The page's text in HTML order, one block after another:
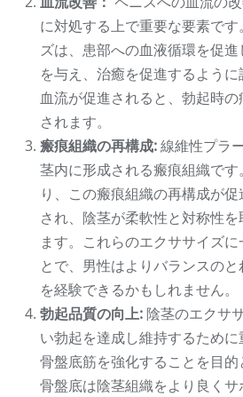
に対処する上で重要な要素で
ズは、患部への血液循環を促
を与え、治癒を促進するように
血流が促進されると、勃起時
されます。
瘢痕組織の再構成:線維性プラ
茎内に形成される瘢痕組織です
り、この瘢痕組織の再構成が
され、陰茎が柔軟性と対称性
ます。これらのエクササイズ
とで、男性はよりバランスの
を経験できるかもしれません。
勃起品質の向上:陰茎のエクサ
い勃起を達成し維持するため
骨盤底筋を強化することを目
骨盤底は陰茎組織をより良く